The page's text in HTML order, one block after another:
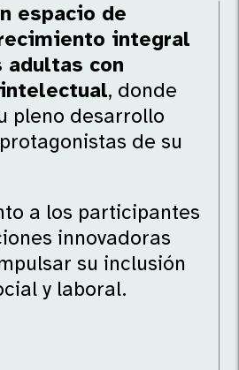
espacio de
integral
adultas con
, donde
pleno desarrollo
protagonistas de su
a los participantes
innovadoras
su inclusión
y laboral.